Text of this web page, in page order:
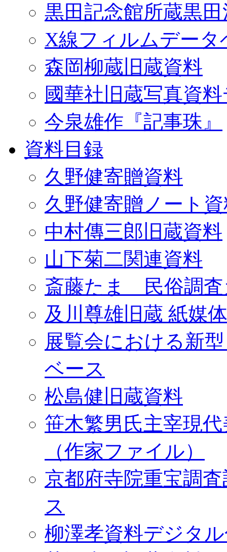
黒田記念館所蔵黒
X線フィルムデータ
森岡柳蔵旧蔵資料
國華社旧蔵写真資
今泉雄作『記事珠』
資料目録
久野健寄贈資料
久野健寄贈ノート
中村傳三郎旧蔵資料
山下菊二関連資料
斎藤たま 民俗調査
及川尊雄旧蔵 紙媒
展覧会における新
ベース
松島健旧蔵資料
笹木繁男氏主宰現
（作家ファイル）
京都府寺院重宝調
ス
柳澤孝資料デジタ